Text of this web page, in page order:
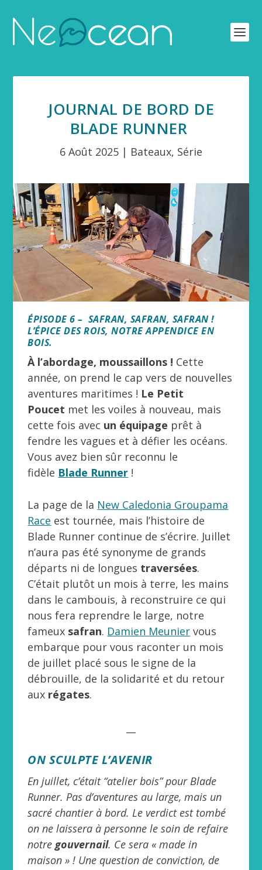
JOURNAL DE BORD DE
BLADE RUNNER
6 Août 2025 | Bateaux, Série
ÉPISODE 6 – SAFRAN, SAFRAN, SAFRAN !
L’ÉPICE DES ROIS, NOTRE APPENDICE EN
BOIS.
À l’abordage, moussaillons ! Cette
année, on prend le cap vers de nouvelles
aventures maritimes ! Le Petit
Poucet met les voiles à nouveau, mais
cette fois avec un équipage prêt à
fendre les vagues et à défier les océans.
Vous avez bien sûr reconnu le
fidèle Blade Runner !
La page de la New Caledonia Groupama
Race est tournée, mais l’histoire de
Blade Runner continue de s’écrire. Juillet
n’aura pas été synonyme de grands
départs ni de longues traversées.
C’était plutôt un mois à terre, les mains
dans le cambouis, à reconstruire ce qui
nous fera reprendre le large, notre
fameux safran. Damien Meunier vous
embarque pour vous raconter un mois
de juillet placé sous le signe de la
débrouille, de la solidarité et du retour
aux régates.
ON SCULPTE L’AVENIR
En juillet, c’était “atelier bois” pour Blade
Runner. Pas d’aventures au large, mais un
sacré chantier à bord. Le verdict est tombé
on ne laissera à personne le soin de refaire
notregouvernail. Ce sera « made in
maison » ! Une question de conviction, de